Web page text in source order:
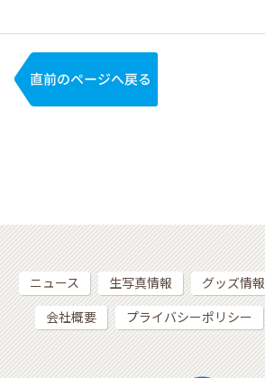
ニュース 生写真情報 グッズ情報
会社概要 プライバシーポリシー